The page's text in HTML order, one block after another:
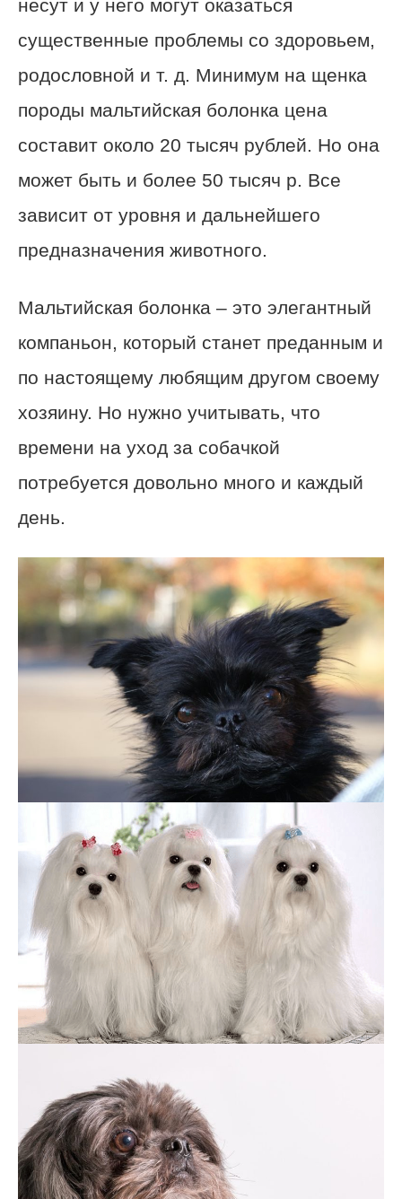
несут и у него могут оказаться
существенные проблемы со здоровьем,
родословной и т. д. Минимум на щенка
породы мальтийская болонка цена
составит около 20 тысяч рублей. Но она
может быть и более 50 тысяч р. Все
зависит от уровня и дальнейшего
предназначения животного.
Мальтийская болонка – это элегантный
компаньон, который станет преданным и
по настоящему любящим другом своему
хозяину. Но нужно учитывать, что
времени на уход за собачкой
потребуется довольно много и каждый
день.